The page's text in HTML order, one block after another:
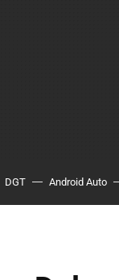
DGT Android Auto